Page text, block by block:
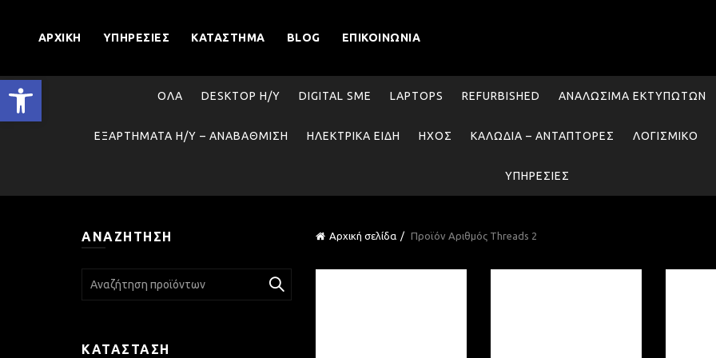
Ανοίξτε τη γραμμή εργαλείων
ΑΡΧΙΚΉ ΥΠΗΡΕΣΊΕΣ ΚΑΤΆΣΤΗΜΑ BLOG ΕΠΙΚΟΙΝΩΝΊΑ
ΌΛΑ DESKTOP Η/Υ DIGITAL SME LAPTOPS REFURBISHED ΑΝΑΛΏΣΙΜΑ ΕΚΤΥΠΩΤΏΝ
ΕΞΑΡΤΉΜΑΤΑ Η/Υ – ΑΝΑΒΆΘΜΙΣΗ ΗΛΕΚΤΡΙΚΆ ΕΊΔΗ ΉΧΟΣ ΚΑΛΏΔΙΑ – ΑΝΤΆΠΤΟΡΕΣ ΛΟΓΙΣΜΙΚΌ
ΥΠΗΡΕΣΊΕΣ
Αρχική σελίδα Προϊόν Αριθμός Threads 2
ΑΝΑΖΉΤΗΣΗ
Search
ΚΑΤΆΣΤΑΣΗ